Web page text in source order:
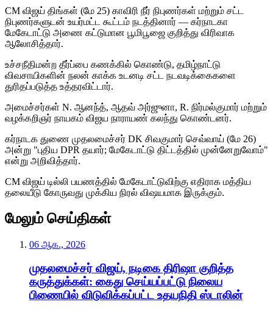
CM விஜய் திங்கள் (மே 25) காவிரி நீர் நிபுணர்கள் மற்றும் சட்ட
நிபுணர்களுடன் உயர்மட்ட கூட்டம் நடத்தினார் — கர்நாடகா
மேகேடாட்டு அணை கட்டுமான பூமிபூஜை குறித்து விரிவாக
ஆலோசித்தார்.
உச்சநீதிமன்ற தீர்ப்பை கணக்கில் கொண்டு, தமிழ்நாட்டு
விவசாயிகளின் நலன் காக்க உடனடி சட்ட நடவடிக்கைகளை
துரிதப்படுத்த உத்தரவிட்டார்.
அமைச்சர்கள் N. ஆனந்த், ஆதவ் அர்ஜுனா, R. நிர்மல்குமார் மற்றும்
வழக்கறிஞர் நாயகம் விஜய நாராயண் கலந்து கொண்டனர்.
கர்நாடக துணை முதலமைச்சர் DK சிவகுமார் செவ்வாய் (மே 26)
அன்று "புதிய DPR தயார்; மேகேடாட்டு திட்டத்தில் முன்னேறுவோம்"
என்று அறிவித்தார்.
CM விஜய் டில்லி பயணத்தில் மேகேடாட்டுவிற்கு எதிராக மத்திய
தலையீடு கோருவது முக்கிய நிரல் விஷயமாக இருக்கும்.
மேலும் செய்திகள்
06 ஆக., 2026
முதலமைச்சர் விஜய், நடிகை திரிஷா குறித்த
கருத்துக்கள்: கைது செய்யப்பட்டு நிலைய
பிணையில் விடுவிக்கப்பட்ட உதயநிதி ஸ்டாலின்